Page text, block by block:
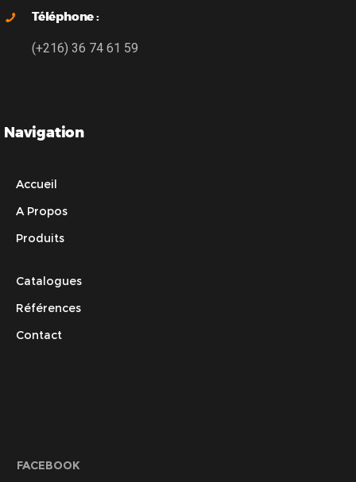
Téléphone :
(+216) 36 74 61 59
Navigation
Accueil
A Propos
Produits
Catalogues
Références
Contact
FACEBOOK